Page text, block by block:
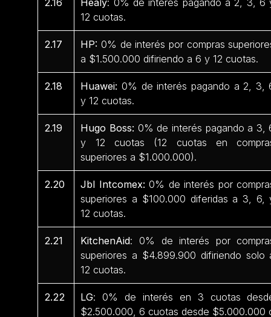
2.16 Healy: 0% de interés pagando a 2, 3, 6
12 cuotas.
2.17 HP: 0% de interés por compras
a $1.500.000 difiriendo a 6 y 12 cuotas.
2.18 Huawei: 0% de interés pagando a 2, 3,
y 12 cuotas.
2.19 Hugo Boss: 0% de interés pagando a 3,
y 12 cuotas (12 cuotas en
superiores a $1.000.000).
2.20 Jbl Intcomex: 0% de interés por
superiores a $100.000 diferidas a 3, 6,
12 cuotas.
2.21 KitchenAid: 0% de interés por
superiores a $4.899.900 difiriendo solo
12 cuotas.
2.22 LG: 0% de interés en 3 cuotas
$2.500.000, 6 cuotas desde $5.000.000